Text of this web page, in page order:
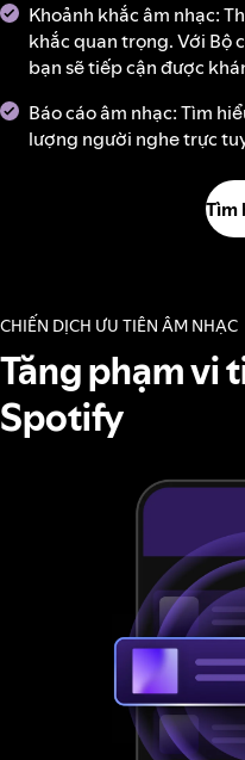
Khoảnh khắc âm nhạc:
khắc quan trọng. Với Bộ
bạn sẽ tiếp cận được
Báo cáo âm nhạc: Tìm
lượng người nghe trực
Tìm
CHIẾN DỊCH ƯU TIÊN ÂM NHẠC
Tăng phạm vi
Spotify